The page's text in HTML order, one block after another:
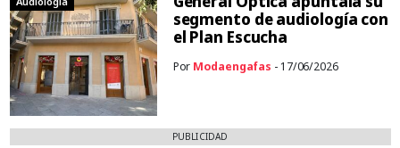
segmento de audiología con
el Plan Escucha
Por Modaengafas - 17/06/2026
PUBLICIDAD